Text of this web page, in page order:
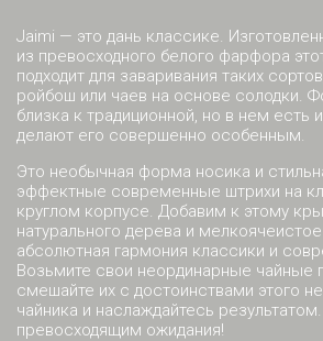
Jaimi — это дань классике.
из превосходного белого фарфора
подходит для заваривания таких
ройбош или чаев на основе солодки.
близка к традиционной, но в нем есть
делают его совершенно особенным.
Это необычная форма носика и
эффектные современные штрихи на
круглом корпусе. Добавим к этому
натурального дерева и
абсолютная гармония классики и
Возьмите свои неординарные чайные
смешайте их с достоинствами этого
чайника и наслаждайтесь
превосходящим ожидания!